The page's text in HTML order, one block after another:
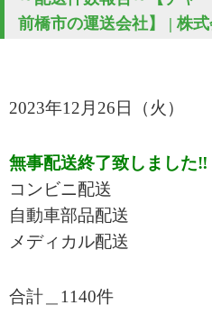
前橋市の運送会社】 | 株
2023年12月26 日 （火 ）
無事配送終了致しました‼
コンビニ配送
自動車部品配送
メディカル配送
合計＿1140件